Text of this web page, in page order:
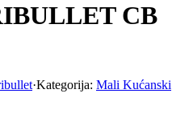
CB
·Kategorija: Mali Kućanski